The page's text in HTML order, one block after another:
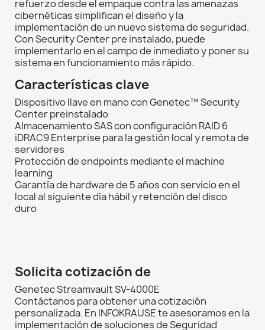
refuerzo desde el empaque contra las amenazas
cibernéticas simplifican el diseño y la
implementación de un nuevo sistema de seguridad.
Con Security Center pre instalado, puede
implementarlo en el campo de inmediato y poner su
sistema en funcionamiento más rápido.
Características clave
Dispositivo llave en mano con Genetec™ Security
Center preinstalado
Almacenamiento SAS con configuración RAID 6
iDRAC9 Enterprise para la gestión local y remota de
servidores
Protección de endpoints mediante el machine
learning
Garantía de hardware de 5 años con servicio en el
local al siguiente día hábil y retención del disco
duro
Solicita cotización de
Genetec Streamvault SV-4000E
Contáctanos para obtener una cotización
personalizada. En INFOKRAUSE te asesoramos en la
implementación de soluciones de Seguridad